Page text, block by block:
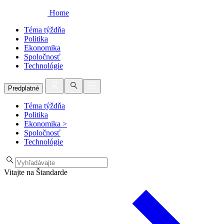
Home
Téma týždňa
Politika
Ekonomika
Spoločnosť
Technológie
Predplatné
Téma týždňa
Politika
Ekonomika >
Spoločnosť
Technológie
Vitajte na Štandarde